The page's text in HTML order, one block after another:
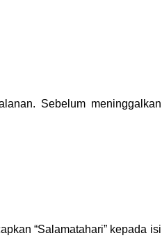
Sebelum meninggalkan
“Salamatahari” kepada isi